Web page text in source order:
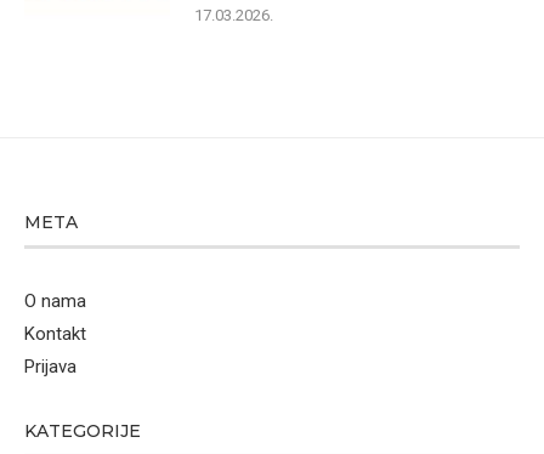
17.03.2026.
META
O nama
Kontakt
Prijava
KATEGORIJE